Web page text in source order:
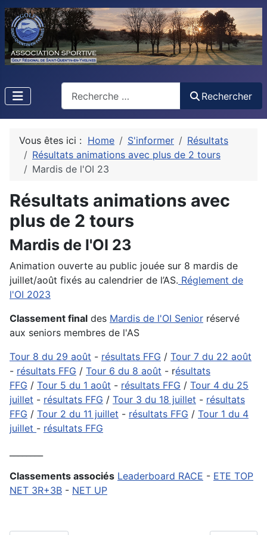
Rechercher
Vous êtes ici : Home S'informer
Résultats
Résultats animations avec plus de 2 tours
Mardis de l'OI 23
Résultats animations avec
plus de 2 tours
Mardis de l'OI 23
Animation ouverte au public jouée sur 8 mardis de
juillet/août fixés au calendrier de l’AS. Réglement de
l'OI 2023
Classement final des Mardis de l'OI Senior réservé
aux seniors membres de l'AS
Tour 8 du 29 août - résultats FFG / Tour 7 du 22 août
- résultats FFG / Tour 6 du 8 août - résultats
FFG / Tour 5 du 1 août - résultats FFG / Tour 4 du 25
juillet - résultats FFG / Tour 3 du 18 juillet - résultats
FFG / Tour 2 du 11 juillet - résultats FFG / Tour 1 du 4
juillet - résultats FFG
Classements associés Leaderboard RACE - ETE TOP
NET 3R+3B - NET UP